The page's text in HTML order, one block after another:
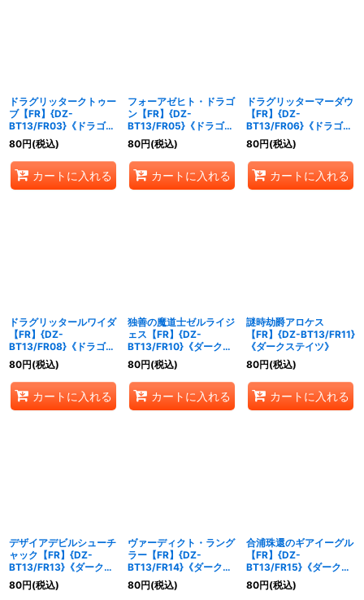
ドラグリッタークトゥー
ブ【FR】{DZ-
BT13/FR03}《ドラゴン
エンパイア》
80円(税込)
カートに入れる
フォーアゼヒト・ドラゴ
ン【FR】{DZ-
BT13/FR05}《ドラゴン
エンパイア》
80円(税込)
カートに入れる
ドラグリッターマーダウ
【FR】{DZ-
BT13/FR06}《ドラゴン
エンパイア》
80円(税込)
カートに入れる
ドラグリッタールワイダ
【FR】{DZ-
BT13/FR08}《ドラゴン
エンパイア》
80円(税込)
カートに入れる
独善の魔道士ゼルライジ
ェス【FR】{DZ-
BT13/FR10}《ダークス
テイツ》
80円(税込)
カートに入れる
謎時劫爵アロケス
【FR】{DZ-BT13/FR11}
《ダークステイツ》
80円(税込)
カートに入れる
デザイアデビルシューチ
ャック【FR】{DZ-
BT13/FR13}《ダークス
テイツ》
80円(税込)
ヴァーディクト・ラング
ラー【FR】{DZ-
BT13/FR14}《ダークス
テイツ》
80円(税込)
合浦珠還のギアイーグル
【FR】{DZ-
BT13/FR15}《ダークス
テイツ》
80円(税込)